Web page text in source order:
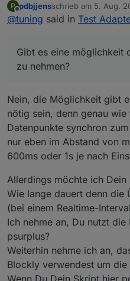
Mit dem letzten
eingeführt um die
von diesem Adapter
Kommen die Daten zu langsam an, überschneiden sich
nehmen?
P
Offline
pdbjjensschrieb am 5. Aug.
zuletzt editiert von
@tuning said in Test
Gibt es eine möglichkeit
zu nehmen?
Nein, die Möglichkeit gibt
nötig sein, denn genau
Datenpunkte synchron
nur eben im Abstand von
600ms oder 1s je nach
Allerdings möchte ich Dein
Wie lange dauert denn die
(bei einem Realtime-
Ich nehme an, Du nutzt
psurplus?
Weiterhin nehme ich an,
Blockly verwendest um